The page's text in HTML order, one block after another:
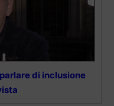
di inclusione